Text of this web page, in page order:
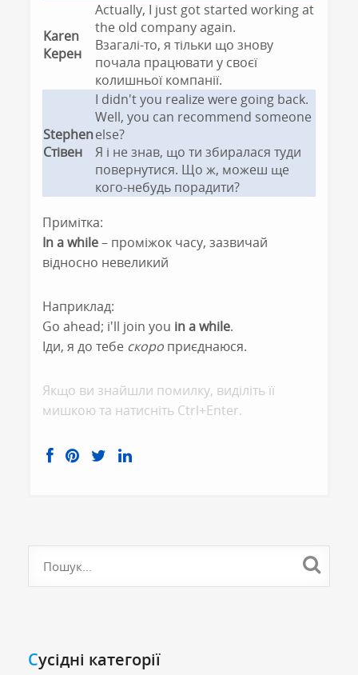
Karen
Керен
Actually, I just got started working at
the old company again.
Взагалі-то, я тільки що знову
почала працювати у своєї
колишньої компанії.
Stephen
Стівен
I didn't you realize were going back.
Well, you can recommend someone
else?
Я і не знав, що ти збиралася туди
повернутися. Що ж, можеш ще
кого-небудь порадити?
Примітка:
In a while– проміжок часу, зазвичай
відносно невеликий
Наприклад:
Go ahead; i'll join you in a while.
Іди, я до тебе скоро приєднаюся.
Якщо ви знайшли помилку, видiлiть її
мишкою та натисніть Ctrl+Enter.
Cусідні категорії